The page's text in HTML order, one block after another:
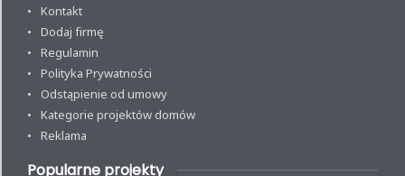
Kontakt
Dodaj firmę
Regulamin
Polityka Prywatności
Odstąpienie od umowy
Kategorie projektów domów
Reklama
Popularne projekty